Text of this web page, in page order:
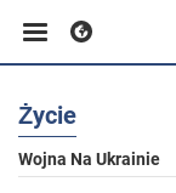
Biznes
Życie
Wojna Na Ukrainie